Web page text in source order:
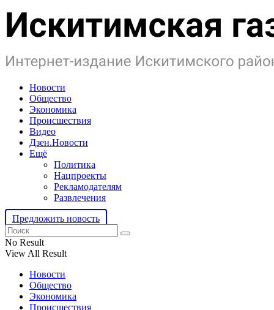
Новости
Общество
Экономика
Происшествия
Видео
Дзен.Новости
Ещё
Политика
Нацпроекты
Рекламодателям
Развлечения
Предложить новость
No Result
View All Result
Новости
Общество
Экономика
Происшествия